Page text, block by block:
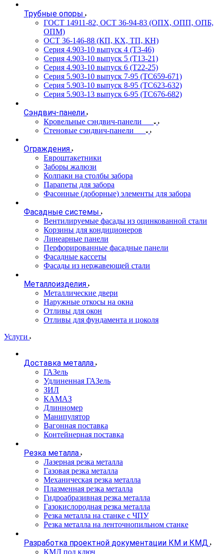
Трубные опоры
ГОСТ 14911-82, ОСТ 36-94-83 (ОПХ, ОПП, ОПБ,
ОПМ)
ОСТ 36-146-88 (КП, КХ, ТП, КН)
Серия 4.903-10 выпуск 4 (Т3-46)
Серия 4.903-10 выпуск 5 (Т13-21)
Серия 4.903-10 выпуск 6 (Т22-25)
Серия 5.903-10 выпуск 7-95 (ТС659-671)
Серия 5.903-10 выпуск 8-95 (ТС623-632)
Серия 5.903-13 выпуск 6-95 (ТС676-682)
Сэндвич-панели
Кровельные сэндвич-панели
Стеновые сэндвич-панели
Ограждения
Евроштакетники
Заборы жалюзи
Колпаки на столбы забора
Парапеты для забора
Фасонные (доборные) элементы для забора
Фасадные системы
Вентилируемые фасады из оцинкованной стали
Корзины для кондиционеров
Линеарные панели
Перфорированные фасадные панели
Фасадные кассеты
Фасады из нержавеющей стали
Металлоизделия
Металлические двери
Наружные откосы на окна
Отливы для окон
Отливы для фундамента и цоколя
Услуги
Доставка металла
ГАЗель
Удлиненная ГАЗель
ЗИЛ
КАМАЗ
Длинномер
Манипулятор
Вагонная поставка
Контейнерная поставка
Резка металла
Лазерная резка металла
Газовая резка металла
Механическая резка металла
Плазменная резка металла
Гидроабразивная резка металла
Газокислородная резка металла
Резка металла на станке с ЧПУ
Резка металла на ленточнопильном станке
Разработка проектной документации КМ и КМД
КМД под ключ